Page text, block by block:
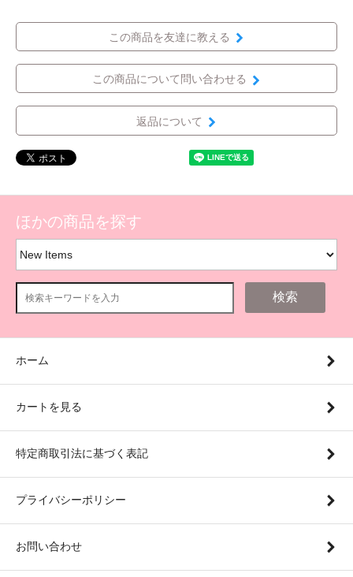
この商品を友達に教える
この商品について問い合わせる
返品について
ほかの商品を探す
検索
ホーム
カートを見る
特定商取引法に基づく表記
プライバシーポリシー
お問い合わせ